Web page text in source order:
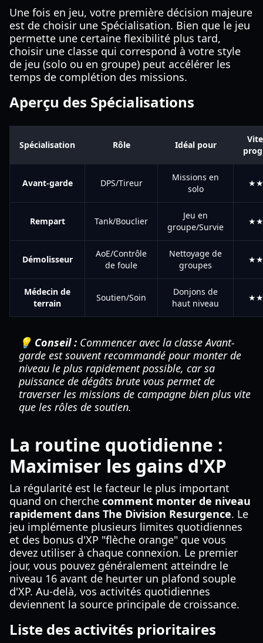
Une fois en jeu, votre première décision majeure
est de choisir une Spécialisation. Bien que le jeu
permette une certaine flexibilité plus tard,
choisir une classe qui correspond à votre style
de jeu (solo ou en groupe) peut accélérer les
temps de complétion des missions.
Aperçu des Spécialisations
Spécialisation Rôle Idéal pour
Avant-garde DPS/Tireur
Missions en
solo
Rempart Tank/Bouclier
Jeu en
groupe/Survie
Démolisseur
AoE/Contrôle
de foule
Nettoyage de
groupes
Médecin de
terrain
Soutien/Soin
Donjons de
haut niveau
💡 Conseil : Commencer avec la classe Avant-
garde est souvent recommandé pour monter de
niveau le plus rapidement possible, car sa
puissance de dégâts brute vous permet de
traverser les missions de campagne bien plus vite
que les rôles de soutien.
La routine quotidienne :
Maximiser les gains d'XP
La régularité est le facteur le plus important
quand on cherche comment monter de niveau
rapidement dans The Division Resurgence. Le
jeu implémente plusieurs limites quotidiennes
et des bonus d'XP "flèche orange" que vous
devez utiliser à chaque connexion. Le premier
jour, vous pouvez généralement atteindre le
niveau 16 avant de heurter un plafond souple
d'XP. Au-delà, vos activités quotidiennes
deviennent la source principale de croissance.
Liste des activités prioritaires